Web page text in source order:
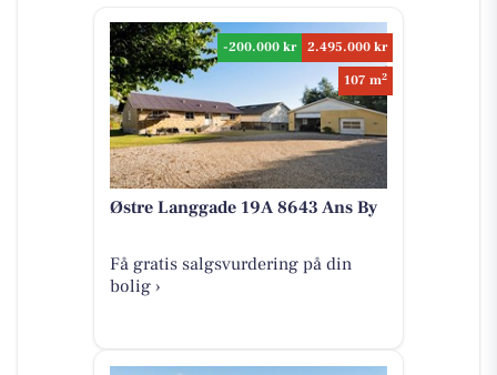
-200.000 kr
2.495.000 kr
107 m2
Østre Langgade 19A 8643 Ans By
Få gratis salgsvurdering på din
bolig ›